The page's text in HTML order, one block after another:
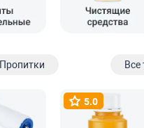
Пропитки
5.0